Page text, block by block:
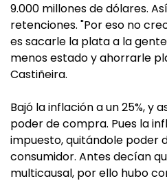
9.000 millones de dólares.
retenciones. "Por eso no
es sacarle la plata a la
menos estado y ahorrarle
Castiñeira.
Bajó la inflación a un 25%, y
poder de compra. Pues la
impuesto, quitándole poder
consumidor. Antes decían
multicausal, por ello hubo